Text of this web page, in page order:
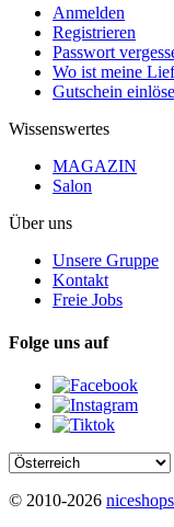
Anmelden
Registrieren
Passwort
Wo ist meine
Gutschein
Wissenswertes
MAGAZIN
Salon
Über uns
Unsere Gruppe
Kontakt
Freie Jobs
Folge uns auf
© 2010-2026